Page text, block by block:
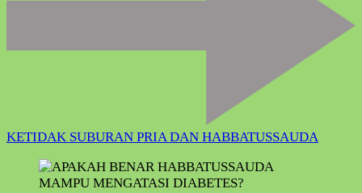
KETIDAK SUBURAN PRIA DAN HABBATUSSAUDA